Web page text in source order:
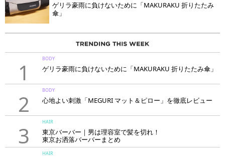
ゲリラ豪雨に負けないために「MAKURAKU 折りたたみ
傘」
1
BODY
ゲリラ豪雨に負けないために「MAKURAKU 折りたたみ傘」
2
BODY
心地よい刺激「MEGURI マット＆ピロー」を徹底レビュー
3
HAIR
東京バーバー｜男は理容室で髪を切れ！
東京お洒落バーバーまとめ
HAIR